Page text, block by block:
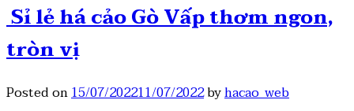
Sỉ lẻ há cảo Gò Vấp thơm ngon,
tròn vị
Posted on15/07/202211/07/2022byhacao_web